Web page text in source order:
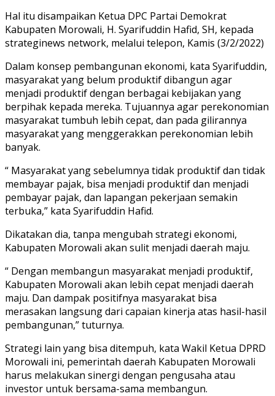
Hal itu disampaikan Ketua DPC Partai Demokrat
Kabupaten Morowali, H. Syarifuddin Hafid, SH, kepada
strateginews network, melalui telepon, Kamis (3/2/2022)
Dalam konsep pembangunan ekonomi, kata Syarifuddin,
masyarakat yang belum produktif dibangun agar
menjadi produktif dengan berbagai kebijakan yang
berpihak kepada mereka. Tujuannya agar perekonomian
masyarakat tumbuh lebih cepat, dan pada gilirannya
masyarakat yang menggerakkan perekonomian lebih
banyak.
“ Masyarakat yang sebelumnya tidak produktif dan tidak
membayar pajak, bisa menjadi produktif dan menjadi
pembayar pajak, dan lapangan pekerjaan semakin
terbuka,” kata Syarifuddin Hafid.
Dikatakan dia, tanpa mengubah strategi ekonomi,
Kabupaten Morowali akan sulit menjadi daerah maju.
“ Dengan membangun masyarakat menjadi produktif,
Kabupaten Morowali akan lebih cepat menjadi daerah
maju. Dan dampak positifnya masyarakat bisa
merasakan langsung dari capaian kinerja atas hasil-hasil
pembangunan,” tuturnya.
Strategi lain yang bisa ditempuh, kata Wakil Ketua DPRD
Morowali ini, pemerintah daerah Kabupaten Morowali
harus melakukan sinergi dengan pengusaha atau
investor untuk bersama-sama membangun.